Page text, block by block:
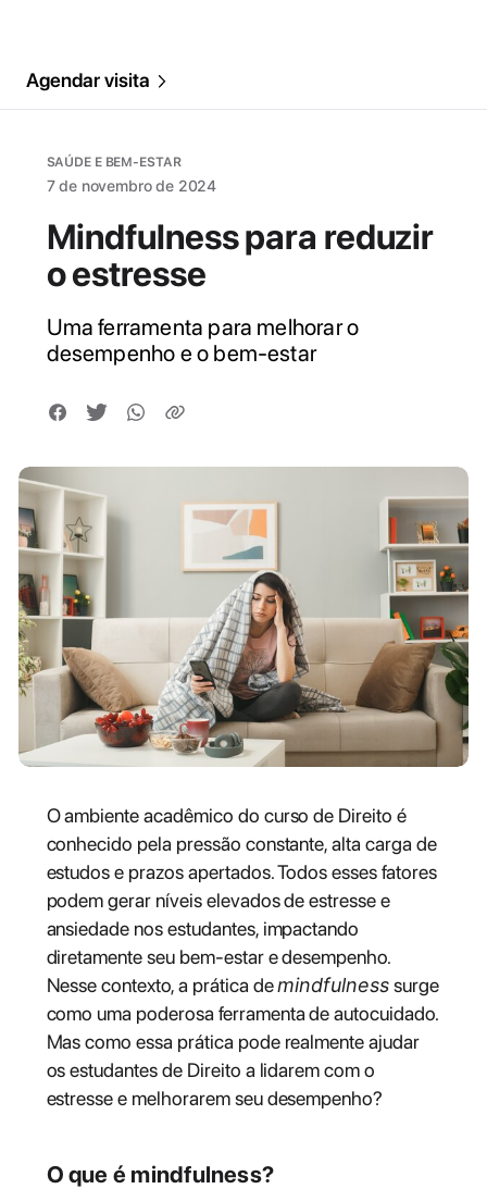
Agendar visita
SAÚDE E BEM-ESTAR
7 de novembro de 2024
Mindfulness para reduzir
o estresse
Uma ferramenta para melhorar o
desempenho e o bem-estar
O ambiente acadêmico do curso de Direito é
conhecido pela pressão constante, alta carga de
estudos e prazos apertados. Todos esses fatores
podem gerar níveis elevados de estresse e
ansiedade nos estudantes, impactando
diretamente seu bem-estar e desempenho.
Nesse contexto, a prática demindfulnesssurge
como uma poderosa ferramenta de autocuidado.
Mas como essa prática pode realmente ajudar
os estudantes de Direito a lidarem com o
estresse e melhorarem seu desempenho?
O que é mindfulness?